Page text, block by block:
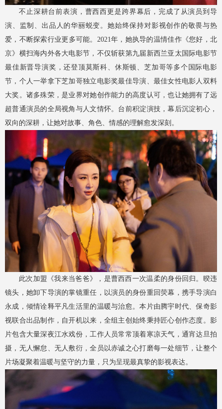
不止深耕台前表演，曹西西更是跨界幕后，完成了从演员到导
演、监制、出品人的华丽蜕变。她始终保持对影视创作的敬畏与热
爱，不断探索行业更多可能。2021年，她执导的温情佳作《您好，北
京》横扫海内外各大电影节，不仅斩获第九届新西兰亚太国际电影节
最佳新晋导演奖，还登顶莫斯科、休斯顿、芝加哥等多个国际电影
节，个人一举拿下芝加哥独立电影奖最佳导演、最佳女性电影人双料
大奖。诸多殊荣，是业界对她创作能力的高度认可，也让她拥有了远
超普通演员的全局视角与人文情怀。台前积淀演技，幕后沉淀初心，
双向的深耕，让她对故事、角色、情感的理解愈发深刻。
此次加盟《我来当爸爸》，是曹西西一次温柔的身份回归。暌违
镜头，她卸下导演的掌镜重任，以演员的身份重回荧幕，携手导演白
永成，倾情诠释平凡生活里的温暖与治愈。本片由腾宇时代、保奇影
视联合出品制作，自开机以来，全组主创始终秉持匠心创作态度。影
片包含大量深夜江水戏份，工作人员常常顶着寒凉天气，通宵达旦拍
摄，无人懈怠、无人敷衍，全员以赤诚之心打磨每一处细节，让整个
片场凝聚着温暖与坚守的力量，只为呈现最真挚的影视表达。